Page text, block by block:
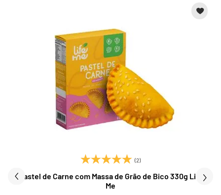
(2)
Pastel de Carne com Massa de Grão de Bico 330g Life
Me